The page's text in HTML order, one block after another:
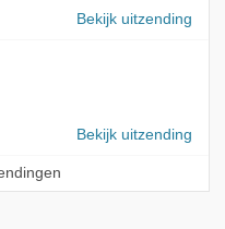
Bekijk uitzending
Bekijk uitzending